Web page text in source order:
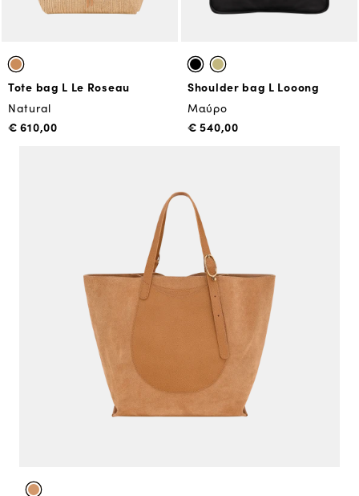
Tote bag L Le Roseau
Natural
€ 610,00
Shoulder bag L Looong
Μαύρο
€ 540,00